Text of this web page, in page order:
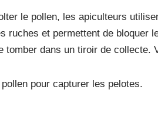
le pollen, les apiculteurs
ruches et permettent de
tomber dans un tiroir de collecte.
pour capturer les pelotes.